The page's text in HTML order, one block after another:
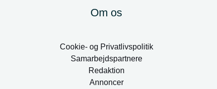
Om os
Cookie- og Privatlivspolitik
Samarbejdspartnere
Redaktion
Annoncer